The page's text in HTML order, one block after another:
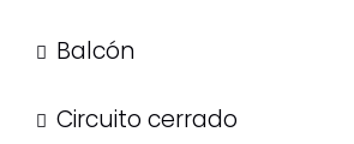
Balcón
Circuito cerrado